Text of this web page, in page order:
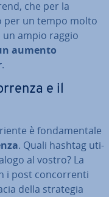
che per la
per un tempo molto
ampio raggio
aumento
.
e il
è fon­da­men­ta­le
. Quali hashtag uti­
al vostro? La
i post con­cor­ren­ti
della strategia